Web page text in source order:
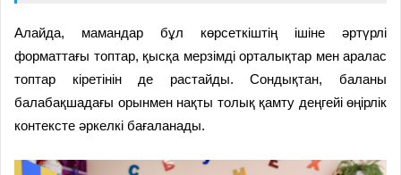
Алайда, мамандар бұл көрсеткіштің ішіне әртүрлі
форматтағы топтар, қысқа мерзімді орталықтар мен аралас
топтар кіретінін де растайды. Сондықтан, баланы
балабақшадағы орынмен нақты толық қамту деңгейі өңірлік
контексте әркелкі бағаланады.